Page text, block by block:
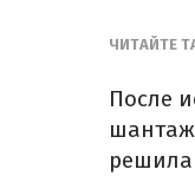
ЧИТАЙТЕ
После
решила